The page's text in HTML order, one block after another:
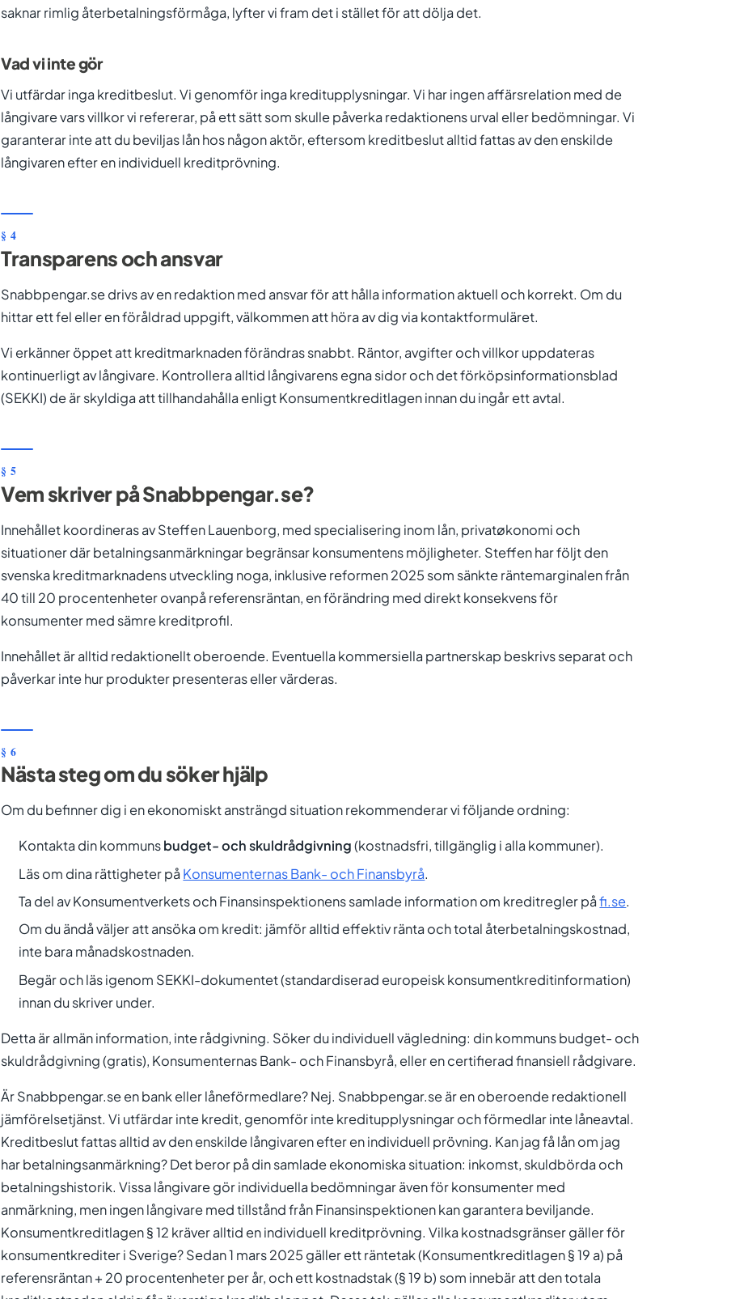
saknar rimlig återbetalningsförmåga, lyfter vi fram det i stället för att dölja det.
Vad vi inte gör
Vi utfärdar inga kreditbeslut. Vi genomför inga kreditupplysningar. Vi har ingen affärsrelation med de
långivare vars villkor vi refererar, på ett sätt som skulle påverka redaktionens urval eller bedömningar. Vi
garanterar inte att du beviljas lån hos någon aktör, eftersom kreditbeslut alltid fattas av den enskilde
långivaren efter en individuell kreditprövning.
Transparens och ansvar
Snabbpengar.se drivs av en redaktion med ansvar för att hålla information aktuell och korrekt. Om du
hittar ett fel eller en föråldrad uppgift, välkommen att höra av dig via kontaktformuläret.
Vi erkänner öppet att kreditmarknaden förändras snabbt. Räntor, avgifter och villkor uppdateras
kontinuerligt av långivare. Kontrollera alltid långivarens egna sidor och det förköpsinformationsblad
(SEKKI) de är skyldiga att tillhandahålla enligt Konsumentkreditlagen innan du ingår ett avtal.
Vem skriver på Snabbpengar.se?
Innehållet koordineras av Steffen Lauenborg, med specialisering inom lån, privatøkonomi och
situationer där betalningsanmärkningar begränsar konsumentens möjligheter. Steffen har följt den
svenska kreditmarknadens utveckling noga, inklusive reformen 2025 som sänkte räntemarginalen från
40 till 20 procentenheter ovanpå referensräntan, en förändring med direkt konsekvens för
konsumenter med sämre kreditprofil.
Innehållet är alltid redaktionellt oberoende. Eventuella kommersiella partnerskap beskrivs separat och
påverkar inte hur produkter presenteras eller värderas.
Nästa steg om du söker hjälp
Om du befinner dig i en ekonomiskt ansträngd situation rekommenderar vi följande ordning:
Kontakta din kommunsbudget- och skuldrådgivning(kostnadsfri, tillgänglig i alla kommuner).
Läs om dina rättigheter påKonsumenternas Bank- och Finansbyrå.
Ta del av Konsumentverkets och Finansinspektionens samlade information om kreditregler påfi.se.
Om du ändå väljer att ansöka om kredit: jämför alltid effektiv ränta och total återbetalningskostnad,
inte bara månadskostnaden.
Begär och läs igenom SEKKI-dokumentet (standardiserad europeisk konsumentkreditinformation)
innan du skriver under.
Detta är allmän information, inte rådgivning. Söker du individuell vägledning: din kommuns budget- och
skuldrådgivning (gratis), Konsumenternas Bank- och Finansbyrå, eller en certifierad finansiell rådgivare.
Är Snabbpengar.se en bank eller låneförmedlare? Nej. Snabbpengar.se är en oberoende redaktionell
jämförelsetjänst. Vi utfärdar inte kredit, genomför inte kreditupplysningar och förmedlar inte låneavtal.
Kreditbeslut fattas alltid av den enskilde långivaren efter en individuell prövning. Kan jag få lån om jag
har betalningsanmärkning? Det beror på din samlade ekonomiska situation: inkomst, skuldbörda och
betalningshistorik. Vissa långivare gör individuella bedömningar även för konsumenter med
anmärkning, men ingen långivare med tillstånd från Finansinspektionen kan garantera beviljande.
Konsumentkreditlagen § 12 kräver alltid en individuell kreditprövning. Vilka kostnadsgränser gäller för
konsumentkrediter i Sverige? Sedan 1 mars 2025 gäller ett räntetak (Konsumentkreditlagen § 19 a) på
referensräntan + 20 procentenheter per år, och ett kostnadstak (§ 19 b) som innebär att den totala